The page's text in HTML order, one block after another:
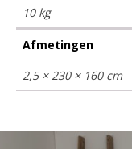
10 kg
Afmetingen
2,5 × 230 × 160 cm